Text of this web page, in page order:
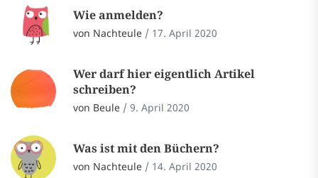
Wie anmelden?
von Nachteule / 17. April 2020
Wer darf hier eigentlich Artikel
schreiben?
von Beule / 9. April 2020
Was ist mit den Büchern?
von Nachteule / 14. April 2020